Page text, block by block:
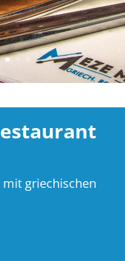
mit griechischen